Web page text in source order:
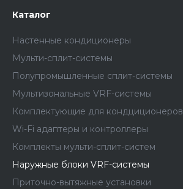
Каталог
Настенные кондиционеры
Мульти-сплит-системы
Полупромышленные сплит-системы
Мультизональные VRF-системы
Комплектующие для кондциционеров
Wi-Fi адаптеры и контроллеры
Комплекты мульти-сплит-систем
Наружные блоки VRF-системы
Приточно-вытяжные установки